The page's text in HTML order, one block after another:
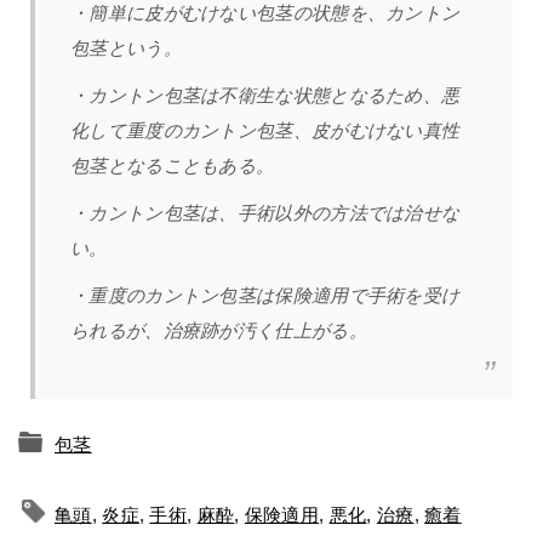
・簡単に皮がむけない包茎の状態を、カントン
包茎という。
・カントン包茎は不衛生な状態となるため、悪
化して重度のカントン包茎、皮がむけない真性
包茎となることもある。
・カントン包茎は、手術以外の方法では治せな
い。
・重度のカントン包茎は保険適用で手術を受け
られるが、治療跡が汚く仕上がる。
包茎
亀頭,炎症,手術, 麻酔, 保険適用, 悪化, 治療,癒着